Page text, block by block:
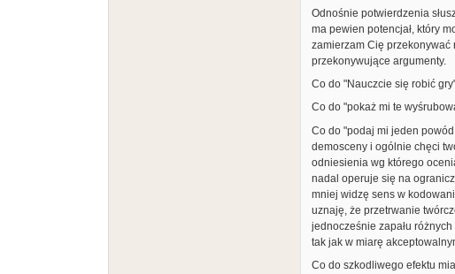
Odnośnie potwierdzenia
ma pewien potencjał, który
zamierzam Cię przekonywać
przekonywujące argumenty.
Co do "Nauczcie się robić
Co do "pokaż mi te
Co do "podaj mi jeden
demosceny i ogólnie chęci
odniesienia wg którego
nadal operuje się na
mniej widzę sens w
uznaję, że przetrwanie
jednocześnie zapału
tak jak w miarę
Co do szkodliwego efektu